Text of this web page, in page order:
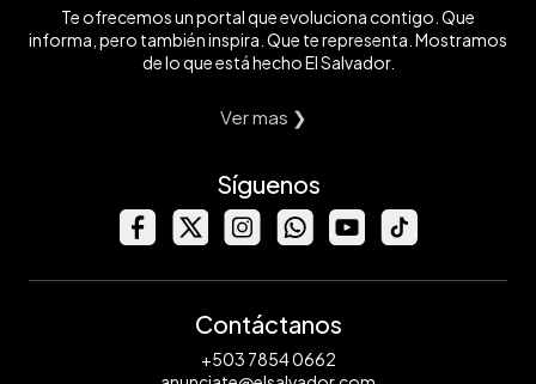
Te ofrecemos un portal que evoluciona contigo. Que
informa, pero también inspira. Que te representa. Mostramos
de lo que está hecho El Salvador.
Ver mas ❯
Síguenos
Contáctanos
+503 7854 0662